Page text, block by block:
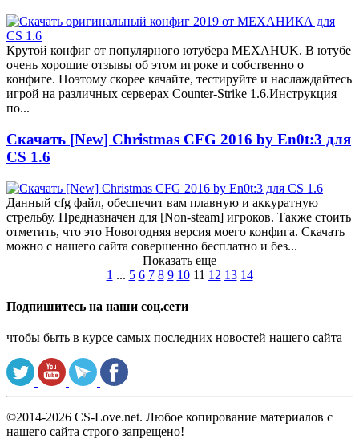
Крутой конфиг от популярного ютубера MEXAHUK. В ютубе
очень хорошие отзывы об этом игроке и собственно о
конфиге. Поэтому скорее качайте, тестируйте и наслаждайтесь
игрой на различных серверах Counter-Strike 1.6.Инструкция
по...
Скачать [New] Christmas CFG 2016 by En0t:3 для
CS 1.6
Данный cfg файл, обеспечит вам плавную и аккуратную
стрельбу. Предназначен для [Non-steam] игроков. Также стоить
отметить, что это Новогодняя версия моего конфига. Скачать
можно с нашего сайта совершенно бесплатно и без...
Показать еще
1 ... 5 6 7 8 9 10 11 12 13 14
Подпишитесь на наши соц.сети
чтобы быть в курсе самых последних новостей нашего сайта
©2014-2026 CS-Love.net. Любое копирование материалов с
нашего сайта строго запрещено!